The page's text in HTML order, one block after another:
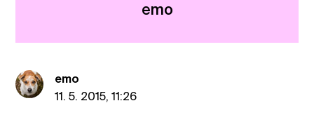
emo
emo
11. 5. 2015, 11:26